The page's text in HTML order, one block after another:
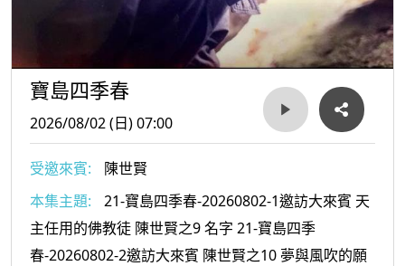
寶島四季春
2026/08/02 (日) 07:00
受邀來賓:
陳世賢
本集主題:
21-寶島四季春-20260802-1邀訪大來賓 天
主任用的佛教徒 陳世賢之9 名字 21-寶島四季
春-20260802-2邀訪大來賓 陳世賢之10 夢與風吹的願